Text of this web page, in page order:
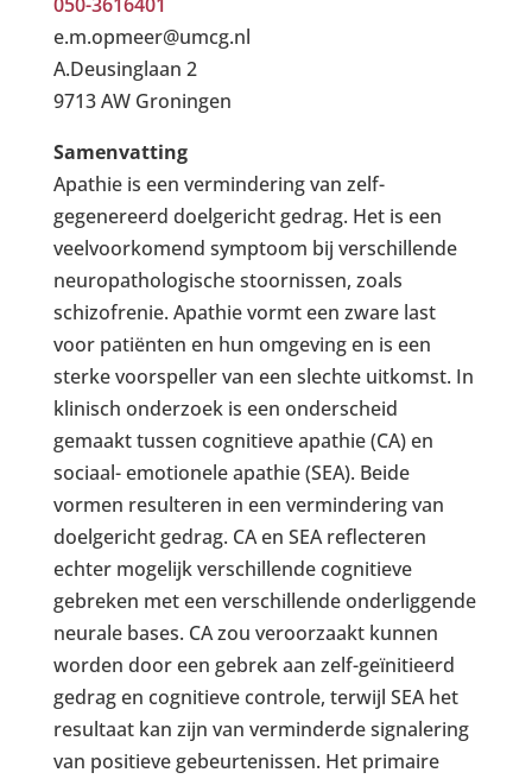
e.m.opmeer@umcg.nl
A.Deusinglaan 2
9713 AW Groningen
Samenvatting
Apathie is een vermindering van zelf-
gegenereerd doelgericht gedrag. Het is een
veelvoorkomend symptoom bij verschillende
neuropathologische stoornissen, zoals
schizofrenie. Apathie vormt een zware last
voor patiënten en hun omgeving en is een
sterke voorspeller van een slechte uitkomst. In
klinisch onderzoek is een onderscheid
gemaakt tussen cognitieve apathie (CA) en
sociaal- emotionele apathie (SEA). Beide
vormen resulteren in een vermindering van
doelgericht gedrag. CA en SEA reflecteren
echter mogelijk verschillende cognitieve
gebreken met een verschillende onderliggende
neurale bases. CA zou veroorzaakt kunnen
worden door een gebrek aan zelf-geïnitieerd
gedrag en cognitieve controle, terwijl SEA het
resultaat kan zijn van verminderde signalering
van positieve gebeurtenissen. Het primaire